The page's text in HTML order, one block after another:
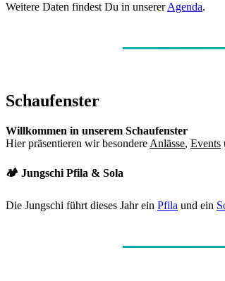
Weitere Daten findest Du in unsererAgenda.
Schaufenster
Willkommen in unserem Schaufenster
Hier präsentieren wir besondere Anlässe, Events
🏕️ Jungschi Pfila & Sola
Die Jungschi führt dieses Jahr ein Pfila und ein